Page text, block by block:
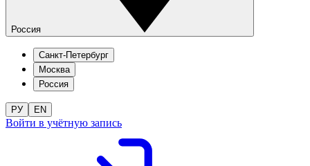
Россия
Санкт-Петербург
Москва
Россия
РУ EN
Войти в учётную запись